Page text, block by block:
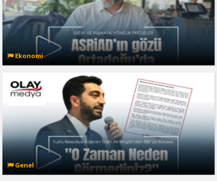
Ekonomi
Genel